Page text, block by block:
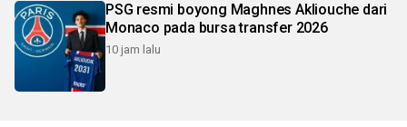
PSG resmi boyong Maghnes Akliouche dari
Monaco pada bursa transfer 2026
10 jam lalu